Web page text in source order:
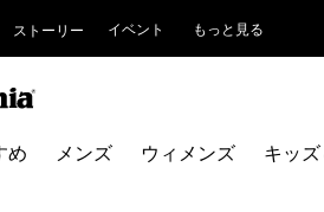
ストーリー イベント もっと見る
め メンズ ウィメンズ キッ